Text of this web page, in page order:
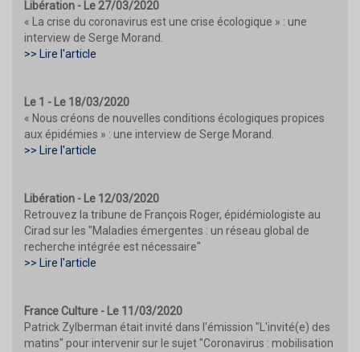
Libération - Le 27/03/2020
« La crise du coronavirus est une crise écologique » : une
interview de Serge Morand.
>> Lire l'article
Le 1 - Le 18/03/2020
« Nous créons de nouvelles conditions écologiques propices
aux épidémies » : une interview de Serge Morand.
>> Lire l'article
Libération - Le 12/03/2020
Retrouvez la tribune de François Roger, épidémiologiste au
Cirad sur les "Maladies émergentes : un réseau global de
recherche intégrée est nécessaire"
>> Lire l'article
France Culture - Le 11/03/2020
Patrick Zylberman était invité dans l'émission "L'invité(e) des
matins" pour intervenir sur le sujet "Coronavirus : mobilisation